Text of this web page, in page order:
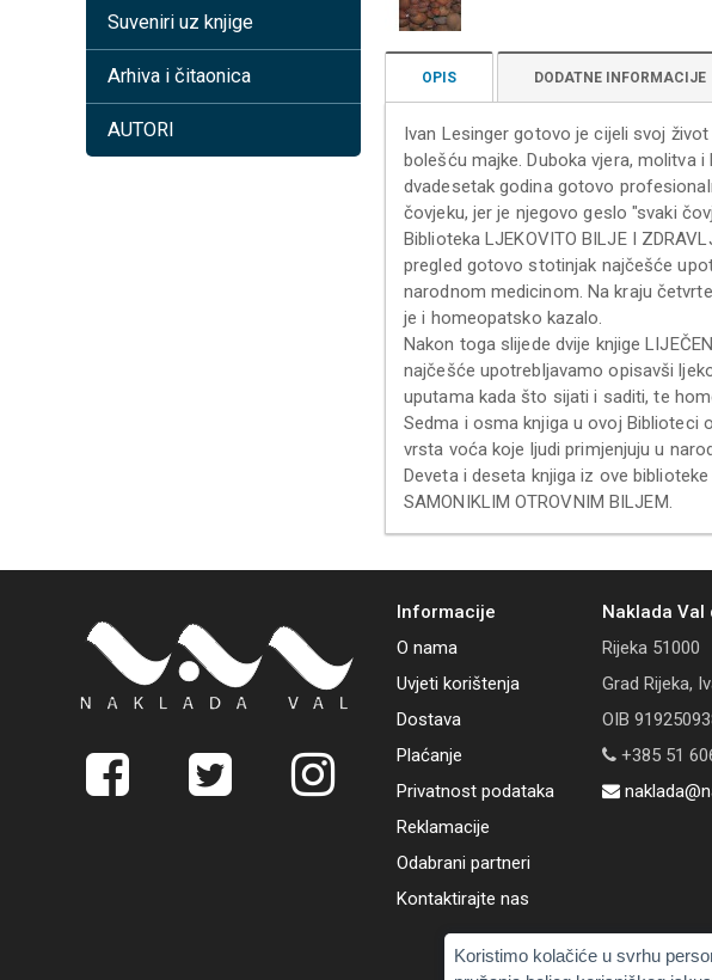
Koristimo kolačiće u svrhu
OPIS DODATNE INFORMACIJE
Ivan Lesinger gotovo je cijeli svoj
bolešću majke. Duboka vjera, molitva
dvadesetak godina gotovo
čovjeku, jer je njegovo geslo "svaki
Biblioteka LJEKOVITO BILJE I
pregled gotovo stotinjak najčešće
narodnom medicinom. Na kraju
je i homeopatsko kazalo.
Nakon toga slijede dvije knjige
najčešće upotrebljavamo opisavši
uputama kada što sijati i saditi, te
Sedma i osma knjiga u ovoj Biblioteci
vrsta voća koje ljudi primjenjuju u
Deveta i deseta knjiga iz ove
SAMONIKLIM OTROVNIM BILJEM.
Suveniri uz knjige
Arhiva i čitaonica
AUTORI
Informacije
O nama
Uvjeti korištenja
Dostava
Plaćanje
Privatnost podataka
Reklamacije
Odabrani partneri
Kontaktirajte nas
Naklada Val
Rijeka 51000
Grad Rijeka,
OIB
+385 51